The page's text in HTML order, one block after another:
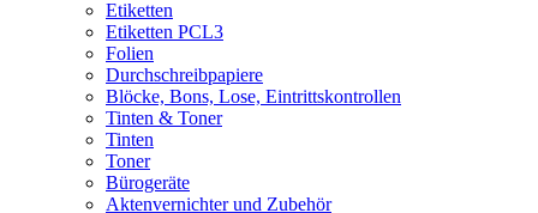
Etiketten
Etiketten PCL3
Folien
Durchschreibpapiere
Blöcke, Bons, Lose, Eintrittskontrollen
Tinten & Toner
Tinten
Toner
Bürogeräte
Aktenvernichter und Zubehör